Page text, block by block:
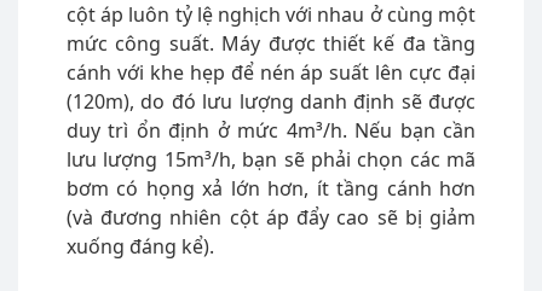
cột áp luôn tỷ lệ nghịch với nhau ở cùng một
mức công suất. Máy được thiết kế đa tầng
cánh với khe hẹp để nén áp suất lên cực đại
(120m), do đó lưu lượng danh định sẽ được
duy trì ổn định ở mức 4m³/h. Nếu bạn cần
lưu lượng 15m³/h, bạn sẽ phải chọn các mã
bơm có họng xả lớn hơn, ít tầng cánh hơn
(và đương nhiên cột áp đẩy cao sẽ bị giảm
xuống đáng kể).